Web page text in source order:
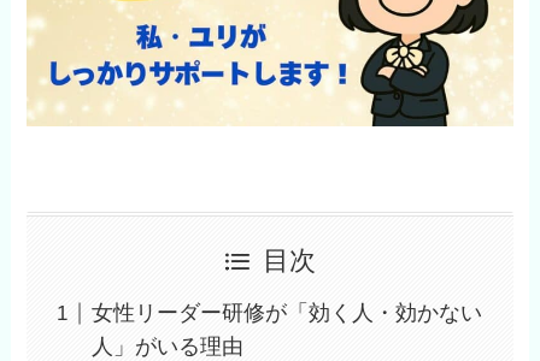
目次
女性リーダー研修が「効く人・効かない
人」がいる理由